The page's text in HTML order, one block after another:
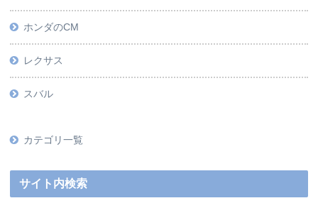
ホンダのCM
レクサス
スバル
カテゴリ一覧
サイト内検索